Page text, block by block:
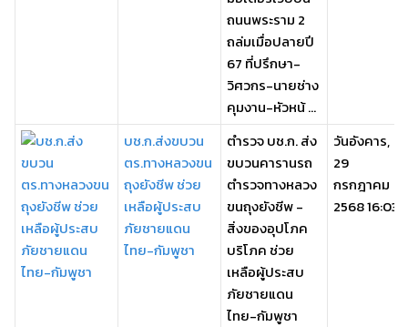
ถนนพระราม 2
ถล่มเมื่อปลายปี
67 ที่ปรึกษา-
วิศวกร-นายช่าง
คุมงาน-หัวหน้ ...
บช.ก.ส่งขบวน
ตร.ทางหลวงขน
ถุงยังชีพ ช่วย
เหลือผู้ประสบ
ภัยชายแดน
ไทย-กัมพูชา
ตำรวจ บช.ก. ส่ง
ขบวนคารานรถ
ตำรวจทางหลวง
ขนถุงยังชีพ -
สิ่งของอุปโภค
บริโภค ช่วย
เหลือผู้ประสบ
ภัยชายแดน
ไทย-กัมพูชา
วันอังคาร,
29
กรกฎาคม
2568 16:03